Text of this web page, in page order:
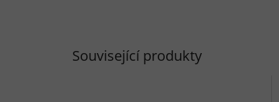
Související produkty